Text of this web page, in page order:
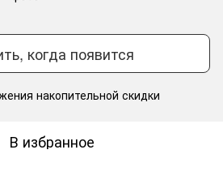
когда появится
накопительной скидки
В избранное